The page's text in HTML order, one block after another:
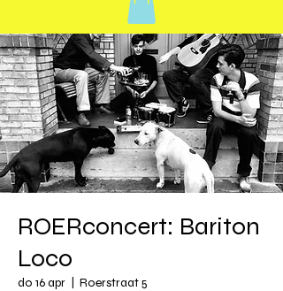
ROERconcert: Bariton
Loco
do 16 apr Roerstraat 5